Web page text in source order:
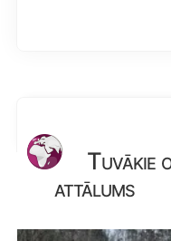
Tuvākie
attālums